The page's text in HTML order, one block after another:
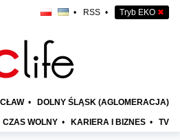
• RSS • Tryb EKO ✖
• DOLNY ŚLĄSK (AGLOMERACJA)
CZAS WOLNY • KARIERA I BIZNES • TV